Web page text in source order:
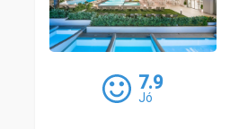
7.9
Jó